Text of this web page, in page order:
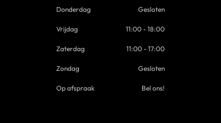
Donderdag Gesloten
Vrijdag 11:00 - 18:00
Zaterdag 11:00 - 17:00
Zondag Gesloten
Op afspraak Bel ons!